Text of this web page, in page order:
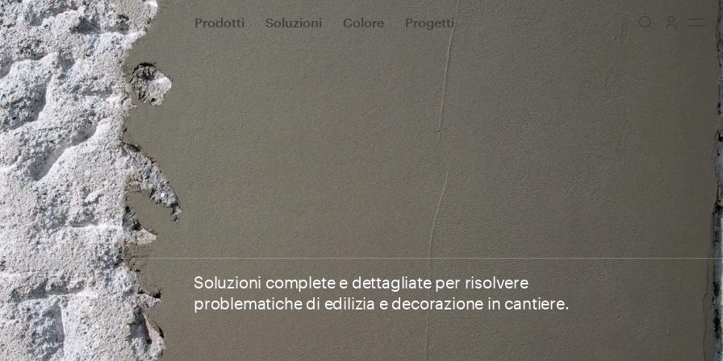
Prodotti Soluzioni Colore Progetti
Soluzioni complete e dettagliate per risolvere
problematiche di edilizia e decorazione in cantiere.